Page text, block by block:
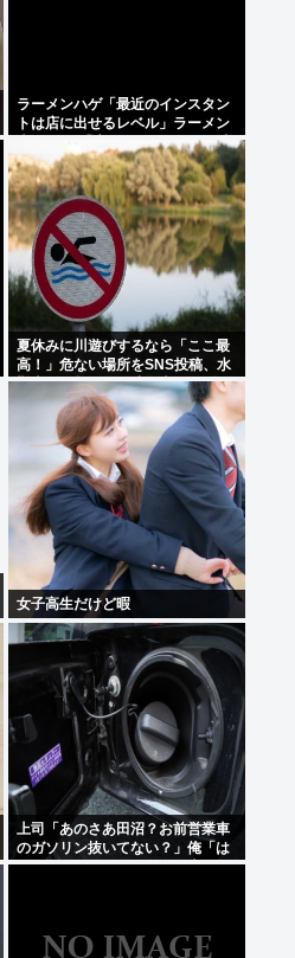
ラーメンハゲ「最近のインスタン
トは店に出せるレベル」ラーメン
大好きJK「店とインスタントの良
さは別のベクトル」
夏休みに川遊びするなら「ここ最
高！」危ない場所をSNS投稿、水
難事故が起きたら法的責任を問わ
れる？ 福岡県八女市の星野川
女子高生だけど暇
上司「あのさあ田沼？お前営業車
のガソリン抜いてない？」俺「は
ぁ？どういうことすか？」上司